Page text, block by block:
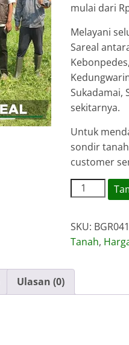
mulai dari
Melayani
Sareal
Sukadamai,
sekitarnya.
Untuk
sondir
customer
Kuantitas
Harga
Sondir
Tanah
SKU: BGR041
Tanah,
Ulasan (0)